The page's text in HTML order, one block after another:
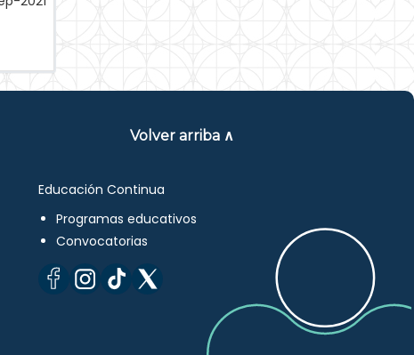
Volver arriba ∧
Educación Continua
Programas educativos
Convocatorias